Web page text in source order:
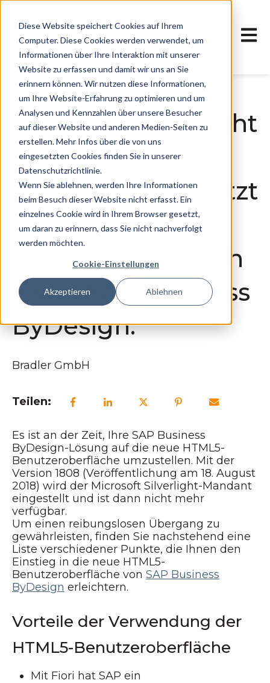
Diese Website speichert Cookies auf Ihrem
Computer. Diese Cookies werden verwendet, um
Informationen über Ihre Interaktion mit unserer
Website zu erfassen und damit wir uns an Sie
erinnern können. Wir nutzen diese Informationen,
um Ihre Website-Erfahrung zu optimieren und um
Analysen und Kennzahlen über unsere Besucher
auf dieser Website und anderen Medien-Seiten zu
erstellen. Mehr Infos über die von uns
eingesetzten Cookies finden Sie in unserer
Datenschutzrichtlinie.
Wenn Sie ablehnen, werden Ihre Informationen
beim Besuch dieser Website nicht erfasst. Ein
einzelnes Cookie wird in Ihrem Browser gesetzt,
um daran zu erinnern, dass Sie nicht nachverfolgt
werden möchten.
Cookie-Einstellungen
Akzeptieren Ablehnen
16. August 2018, 12:55:00 MESZ
Microsoft Silverlight
wird eingestellt.
Verwenden Sie jetzt
die neue HTML5-
Benutzeroberfläch
e von SAP Business
ByDesign.
Bradler GmbH
Teilen:
Es ist an der Zeit, Ihre SAP Business
ByDesign-Lösung auf die neue HTML5-
Benutzeroberfläche umzustellen. Mit der
Version 1808 (Veröffentlichung am 18. August
2018) wird der Microsoft Silverlight-Mandant
eingestellt und ist dann nicht mehr
verfügbar.
Um einen reibungslosen Übergang zu
gewährleisten, finden Sie nachstehend eine
Liste verschiedener Punkte, die Ihnen den
Einstieg in die neue HTML5-
Benutzeroberfläche von SAP Business
ByDesign erleichtern.
Vorteile der Verwendung der
HTML5-Benutzeroberfläche
Mit Fiori hat SAP ein